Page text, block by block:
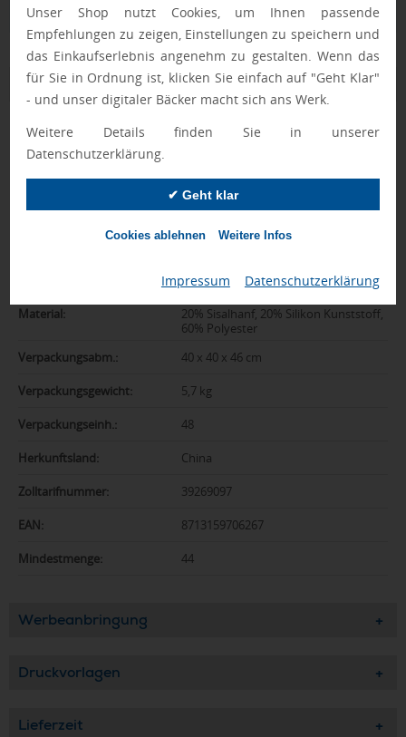
Unser Shop nutzt Cookies, um Ihnen passende
Empfehlungen zu zeigen, Einstellungen zu speichern und
das Einkaufserlebnis angenehm zu gestalten. Wenn das
für Sie in Ordnung ist, klicken Sie einfach auf "Geht Klar"
- und unser digitaler Bäcker macht sich ans Werk.
Weitere Details finden Sie in unserer
Datenschutzerklärung.
✔ Geht klar
Cookies ablehnen Weitere Infos
Impressum Datenschutzerklärung
Zusatzinformation
Artikelnummer: 042-12633606
22 x 19,5 cm
85 g
Material:
20% Sisalhanf, 20% Silikon Kunststoff,
60% Polyester
Verpackungsabm.:
40 x 40 x 46 cm
Verpackungsgewicht: 5,7 kg
Verpackungseinh.: 48
Herkunftsland: China
Zolltarifnummer: 39269097
EAN: 8713159706267
Mindestmenge: 44
Werbeanbringung
Druckvorlagen
Lieferzeit